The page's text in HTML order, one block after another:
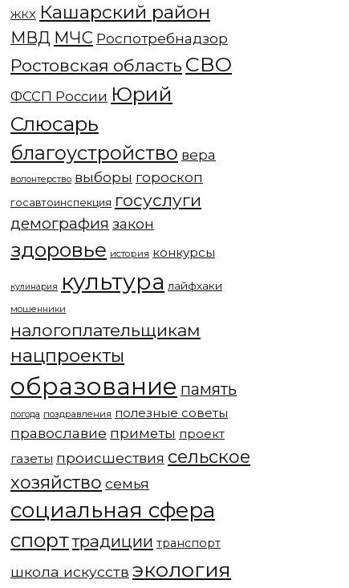
ЖКХ Кашарский район
МВД МЧС Роспотребнадзор
Ростовская область СВО
ФССП России Юрий
Слюсарь
благоустройство вера
волонтерство выборы гороскоп
госавтоинспекция госуслуги
демография закон
здоровье история конкурсы
кулинария культура лайфхаки
мошенники
налогоплательщикам
нацпроекты
образование память
погода поздравления полезные советы
православие приметы проект
газеты происшествия сельское
хозяйство семья
социальная сфера
спорттрадиции транспорт
школа искусств экология